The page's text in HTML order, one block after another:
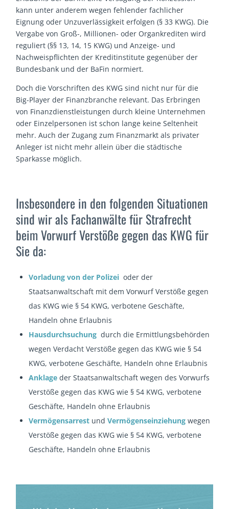
kann unter anderem wegen fehlender fachlicher
Eignung oder Unzuverlässigkeit erfolgen (§ 33 KWG). Die
Vergabe von Groß-, Millionen- oder Organkrediten wird
reguliert (§§ 13, 14, 15 KWG) und Anzeige- und
Nachweispflichten der Kreditinstitute gegenüber der
Bundesbank und der BaFin normiert.
Doch die Vorschriften des KWG sind nicht nur für die
Big-Player der Finanzbranche relevant. Das Erbringen
von Finanzdienstleistungen durch kleine Unternehmen
oder Einzelpersonen ist schon lange keine Seltenheit
mehr. Auch der Zugang zum Finanzmarkt als privater
Anleger ist nicht mehr allein über die städtische
Sparkasse möglich.
Insbesondere in den folgenden Situationen
sind wir als Fachanwälte für Strafrecht
beim Vorwurf Verstöße gegen das KWG für
Sie da:
Vorladung von der Polizei oder der
Staatsanwaltschaft mit dem Vorwurf Verstöße gegen
das KWG wie § 54 KWG, verbotene Geschäfte,
Handeln ohne Erlaubnis
Hausdurchsuchung durch die Ermittlungsbehörden
wegen Verdacht Verstöße gegen das KWG wie § 54
KWG, verbotene Geschäfte, Handeln ohne Erlaubnis
Anklage der Staatsanwaltschaft wegen des Vorwurfs
Verstöße gegen das KWG wie § 54 KWG, verbotene
Geschäfte, Handeln ohne Erlaubnis
Vermögensarrest undVermögenseinziehung wegen
Verstöße gegen das KWG wie § 54 KWG, verbotene
Geschäfte, Handeln ohne Erlaubnis